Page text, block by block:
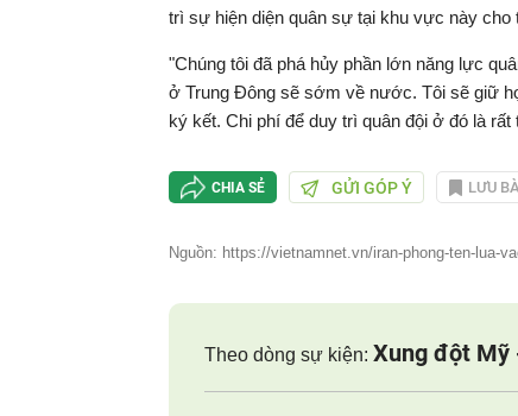
trì sự hiện diện quân sự tại khu vực này cho
"Chúng tôi đã phá hủy phần lớn năng lực
ở Trung Đông sẽ sớm về nước. Tôi sẽ giữ
ký kết. Chi phí để duy trì quân đội ở đó là rất
CHIA SẺ GỬI GÓP Ý LƯU
Nguồn: https://vietnamnet.vn/iran-phong-ten-lua-
Theo dòng sự kiện: Xung đột Mỹ